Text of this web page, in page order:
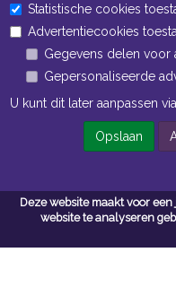
Deze website maakt voor
website te analyseren
Openingstijden
Openingstijden
Navigatie
Algemene voorwaarden
Privacy
Statistische cookies
Advertentiecookies
Gegevens delen voor
Gepersonaliseerde
U kunt dit later aanpassen
Opslaan